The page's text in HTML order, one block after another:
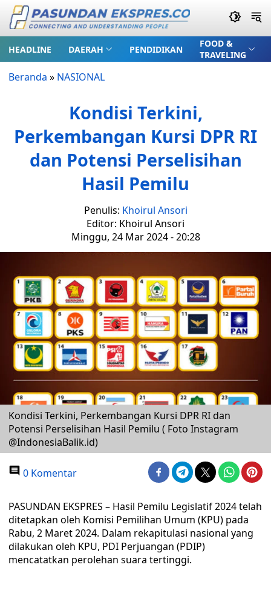
HEADLINE DAERAH PENDIDIKAN
FOOD &
TRAVELING
Beranda » NASIONAL
Kondisi Terkini,
Perkembangan Kursi DPR RI
dan Potensi Perselisihan
Hasil Pemilu
Penulis: Khoirul Ansori
Editor: Khoirul Ansori
Minggu, 24 Mar 2024 - 20:28
Kondisi Terkini, Perkembangan Kursi DPR RI dan
Potensi Perselisihan Hasil Pemilu ( Foto Instagram
@IndonesiaBalik.id)
0 Komentar
PASUNDAN EKSPRES – Hasil Pemilu Legislatif 2024 telah
ditetapkan oleh Komisi Pemilihan Umum (KPU) pada
Rabu, 2 Maret 2024. Dalam rekapitulasi nasional yang
dilakukan oleh KPU, PDI Perjuangan (PDIP)
mencatatkan perolehan suara tertinggi.